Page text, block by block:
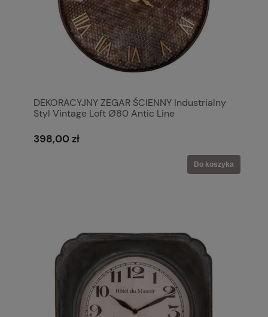
DEKORACYJNY ZEGAR ŚCIENNY Industrialny
Styl Vintage Loft Ø80 Antic Line
398,00 zł
Do koszyka